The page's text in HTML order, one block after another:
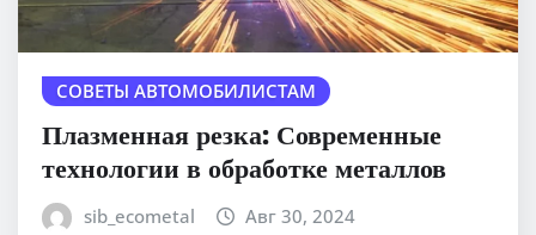
СОВЕТЫ АВТОМОБИЛИСТАМ
Плазменная резка: Современные
технологии в обработке металлов
sib_ecometal Авг 30, 2024